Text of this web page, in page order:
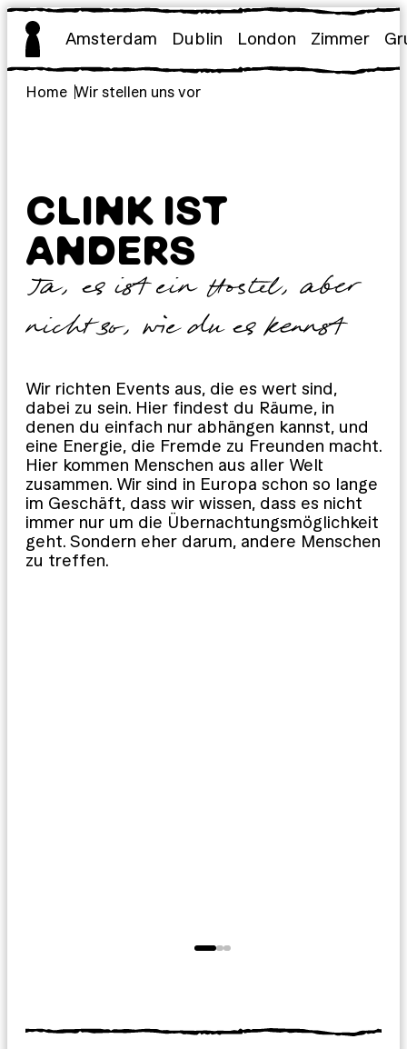
Zum
Inhalt
springen
Amsterdam Dublin London Zimmer
Home Wir stellen uns vor
CLINK IST
ANDERS
Ja, es ist ein Hostel, aber
nicht so, wie du es kennst
Wir richten Events aus, die es wert sind,
dabei zu sein. Hier findest du Räume, in
denen du einfach nur abhängen kannst, und
eine Energie, die Fremde zu Freunden macht.
Hier kommen Menschen aus aller Welt
zusammen. Wir sind in Europa schon so lange
im Geschäft, dass wir wissen, dass es nicht
immer nur um die Übernachtungsmöglichkeit
geht. Sondern eher darum, andere Menschen
zu treffen.